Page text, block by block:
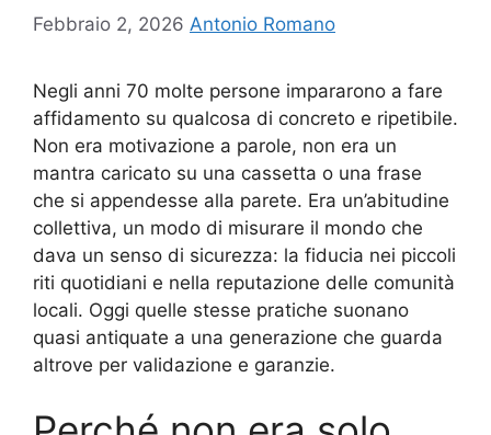
Febbraio 2, 2026 Antonio Romano
Negli anni 70 molte persone impararono a fare
affidamento su qualcosa di concreto e ripetibile.
Non era motivazione a parole, non era un
mantra caricato su una cassetta o una frase
che si appendesse alla parete. Era un’abitudine
collettiva, un modo di misurare il mondo che
dava un senso di sicurezza: la fiducia nei piccoli
riti quotidiani e nella reputazione delle comunità
locali. Oggi quelle stesse pratiche suonano
quasi antiquate a una generazione che guarda
altrove per validazione e garanzie.